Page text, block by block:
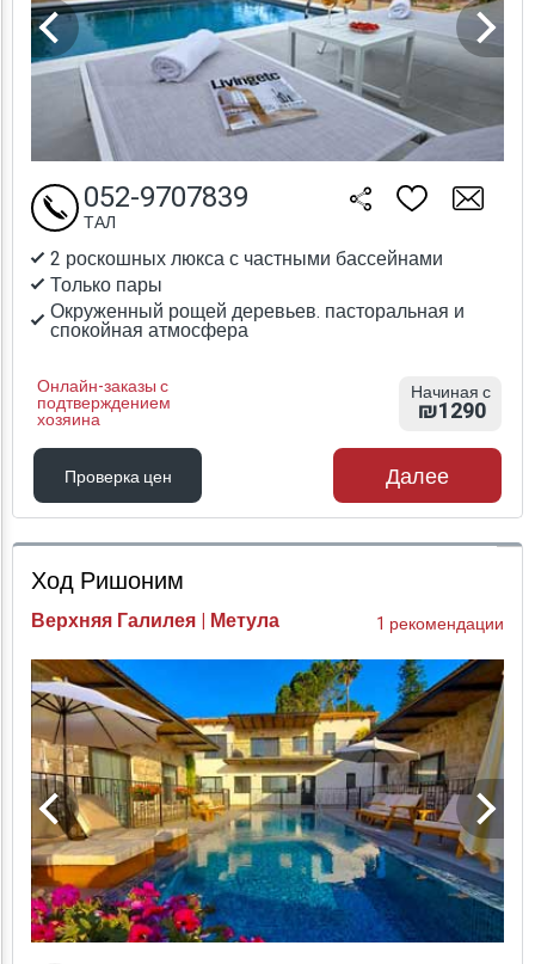
2 роскошных люкса с частными бассейнами
Только пары
Окруженный рощей деревьев. пасторальная и
спокойная атмосфера
Онлайн-заказы с
подтверждением
хозяина
052-9707839
ТАЛ
Начиная с
₪1290
Проверка цен
Проверка цен
Далее
Ход Ришоним
Верхняя Галилея | Метула 1 рекомендации